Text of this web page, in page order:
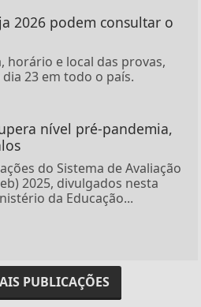
2026 podem consultar o
horário e local das provas,
23 em todo o país.
nível pré-pandemia,
do Sistema de Avaliação
2025, divulgados nesta
da Educação...
PUBLICAÇÕES